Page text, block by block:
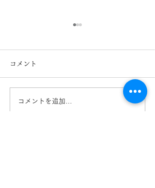
キッズメガネ TOMATO
コメント
コメントを追加…